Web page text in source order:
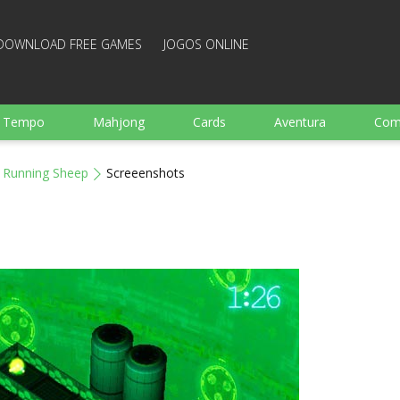
FREE GAMES JOGOS ONLINE
Mahjong Cards Aventura
Running Sheep Screeenshots